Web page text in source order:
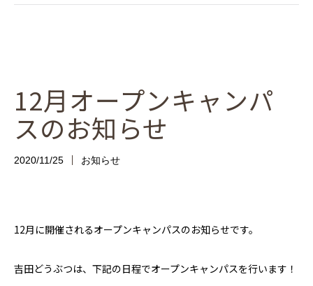
12月オープンキャンパ
スのお知らせ
2020/11/25 お知らせ
12月に開催されるオープンキャンパスのお知らせです。
吉田どうぶつは、下記の日程でオープンキャンパスを行います！